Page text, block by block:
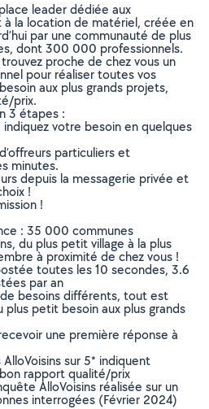
leader dédiée aux
la location de matériel, créée en
par une communauté de plus
dont 300 000 professionnels.
proche de chez vous un
pour réaliser toutes vos
aux plus grands projets,
prix.
3 étapes :
votre besoin en quelques
particuliers et
minutes.
depuis la messagerie privée et
!
!
: 35 000 communes
du plus petit village à la plus
à proximité de chez vous !
toutes les 10 secondes, 3.6
par an
besoins différents, tout est
plus petit besoin aux plus grands
une première réponse à
sur 5* indiquent
rapport qualité/prix
AlloVoisins réalisée sur un
interrogées (Février 2024)